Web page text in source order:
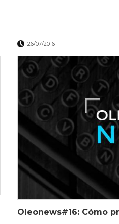
26/07/2016
Oleonews#16: Cómo